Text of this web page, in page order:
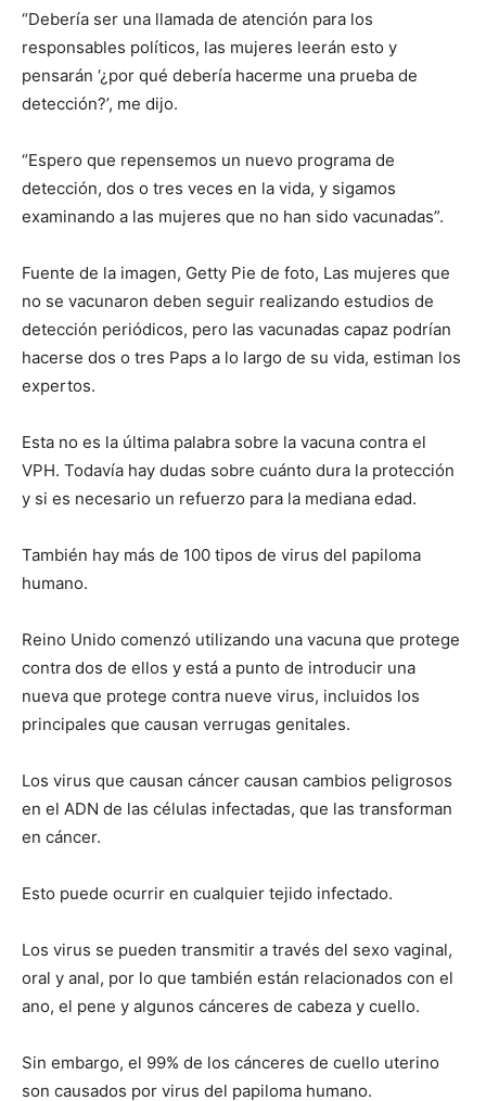
“Debería ser una llamada de atención para los
responsables políticos, las mujeres leerán esto y
pensarán ‘¿por qué debería hacerme una prueba de
detección?’, me dijo.
“Espero que repensemos un nuevo programa de
detección, dos o tres veces en la vida, y sigamos
examinando a las mujeres que no han sido vacunadas”.
Fuente de la imagen, Getty Pie de foto, Las mujeres que
no se vacunaron deben seguir realizando estudios de
detección periódicos, pero las vacunadas capaz podrían
hacerse dos o tres Paps a lo largo de su vida, estiman los
expertos.
Esta no es la última palabra sobre la vacuna contra el
VPH. Todavía hay dudas sobre cuánto dura la protección
y si es necesario un refuerzo para la mediana edad.
También hay más de 100 tipos de virus del papiloma
humano.
Reino Unido comenzó utilizando una vacuna que protege
contra dos de ellos y está a punto de introducir una
nueva que protege contra nueve virus, incluidos los
principales que causan verrugas genitales.
Los virus que causan cáncer causan cambios peligrosos
en el ADN de las células infectadas, que las transforman
en cáncer.
Esto puede ocurrir en cualquier tejido infectado.
Los virus se pueden transmitir a través del sexo vaginal,
oral y anal, por lo que también están relacionados con el
ano, el pene y algunos cánceres de cabeza y cuello.
Sin embargo, el 99% de los cánceres de cuello uterino
son causados por virus del papiloma humano.